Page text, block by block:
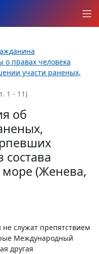
правах человека
участи раненых,
1 - 11)
об
(Женева,
служат препятствием
Международный
другая